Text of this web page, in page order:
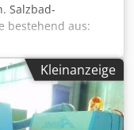
Salzbad-
bestehend aus:
650/100-5000
kg/h
90 mm
Aboy Uuu Eo Tsa
5
Min. Verweildauer
Kleinanzeige